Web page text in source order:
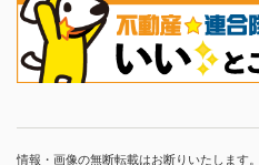
情報・画像の無断転載はお断りいたします。